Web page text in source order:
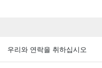
우리와 연락을 취하십시오